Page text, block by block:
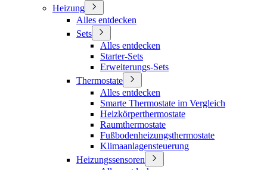
Heizung
Alles entdecken
Sets
Alles entdecken
Starter-Sets
Erweiterungs-Sets
Thermostate
Alles entdecken
Smarte Thermostate im Vergleich
Heizkörperthermostate
Raumthermostate
Fußbodenheizungsthermostate
Klimaanlagensteuerung
Heizungssensoren